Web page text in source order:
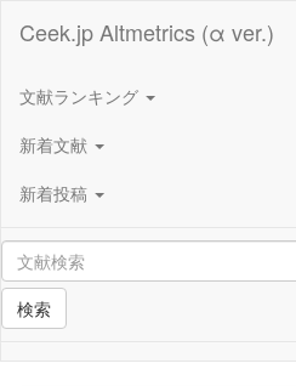
Ceek.jp Altmetrics (α ver.)
文献ランキング
新着文献
新着投稿
検索